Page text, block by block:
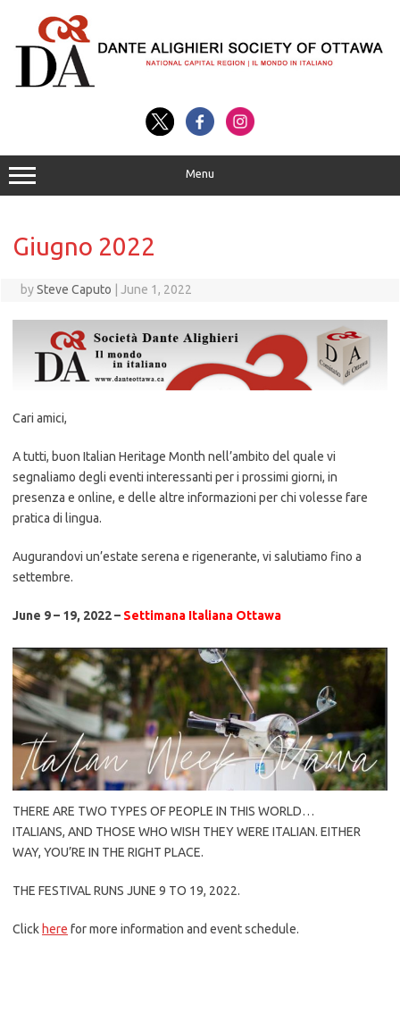
content
Menu
Giugno 2022
bySteve Caputo June 1, 2022
Cari amici,
A tutti, buon Italian Heritage Month nell’ambito del quale vi
segnaliamo degli eventi interessanti per i prossimi giorni, in
presenza e online, e delle altre informazioni per chi volesse fare
pratica di lingua.
Augurandovi un’estate serena e rigenerante, vi salutiamo fino a
settembre.
June 9 – 19, 2022 – Settimana Italiana Ottawa
THERE ARE TWO TYPES OF PEOPLE IN THIS WORLD…
ITALIANS, AND THOSE WHO WISH THEY WERE ITALIAN. EITHER
WAY, YOU’RE IN THE RIGHT PLACE.
THE FESTIVAL RUNS JUNE 9 TO 19, 2022.
Click here for more information and event schedule.